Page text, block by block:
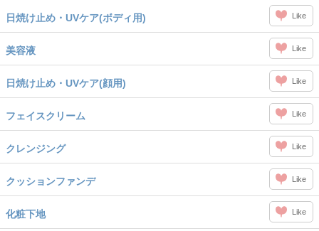
日焼け止め・UVケア(ボディ用) Like
美容液 Like
日焼け止め・UVケア(顔用) Like
フェイスクリーム Like
クレンジング Like
クッションファンデ Like
化粧下地 Like